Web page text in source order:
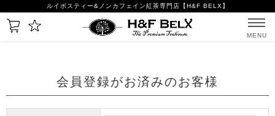
ルイボスティー&ノンカフェイン紅茶専門店【H&F BELX】
MENU
会員登録がお済みのお客様